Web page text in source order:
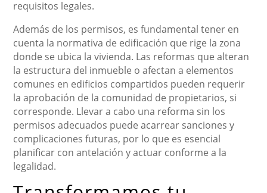
requisitos legales.
Además de los permisos, es fundamental tener en
cuenta la normativa de edificación que rige la zona
donde se ubica la vivienda. Las reformas que alteran
la estructura del inmueble o afectan a elementos
comunes en edificios compartidos pueden requerir
la aprobación de la comunidad de propietarios, si
corresponde. Llevar a cabo una reforma sin los
permisos adecuados puede acarrear sanciones y
complicaciones futuras, por lo que es esencial
planificar con antelación y actuar conforme a la
legalidad.